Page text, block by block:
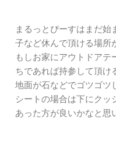
まるっとぴーすはまだ
子など休んで頂ける場所
もしお家にアウトドア
ちであれば持参して頂け
地面が石などでゴツゴツ
シートの場合は下にク
あった方が良いかなと思